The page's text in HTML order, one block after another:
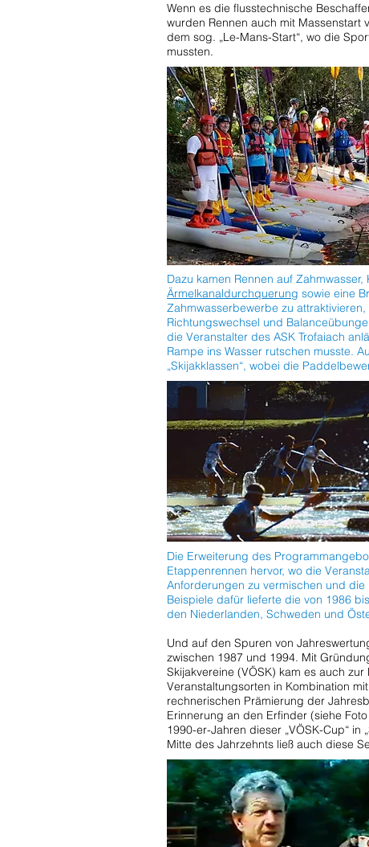
Wenn es die flusstechnische
wurden Rennen auch mit Massenstart
dem sog. „Le-Mans-Start“, wo die
mussten.
Dazu kamen Rennen auf
Ärmelkanaldurchquerung sowie eine
Zahmwasserbewerbe zu
Richtungswechsel und
die Veranstalter des ASK Trofaiach
Rampe ins Wasser rutschen musste.
„Skijakklassen“, wobei die
Die Erweiterung des
Etappenrennen hervor, wo die
Anforderungen zu vermischen und
Beispiele dafür lieferte die von 1986
den Niederlanden, Schweden und
Und auf den Spuren von
zwischen 1987 und 1994. Mit
Skijakvereine (VÖSK) kam es auch
Veranstaltungsorten in Kombination
rechnerischen Prämierung der
Erinnerung an den Erfinder (siehe
1990-er-Jahren dieser „VÖSK-Cup“
Mitte des Jahrzehnts ließ auch diese